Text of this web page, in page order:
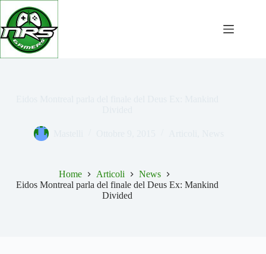
Salta
contenuto
Home Articoli
News
Eidos Montreal parla del finale del Deus Ex: Mankind
Divided